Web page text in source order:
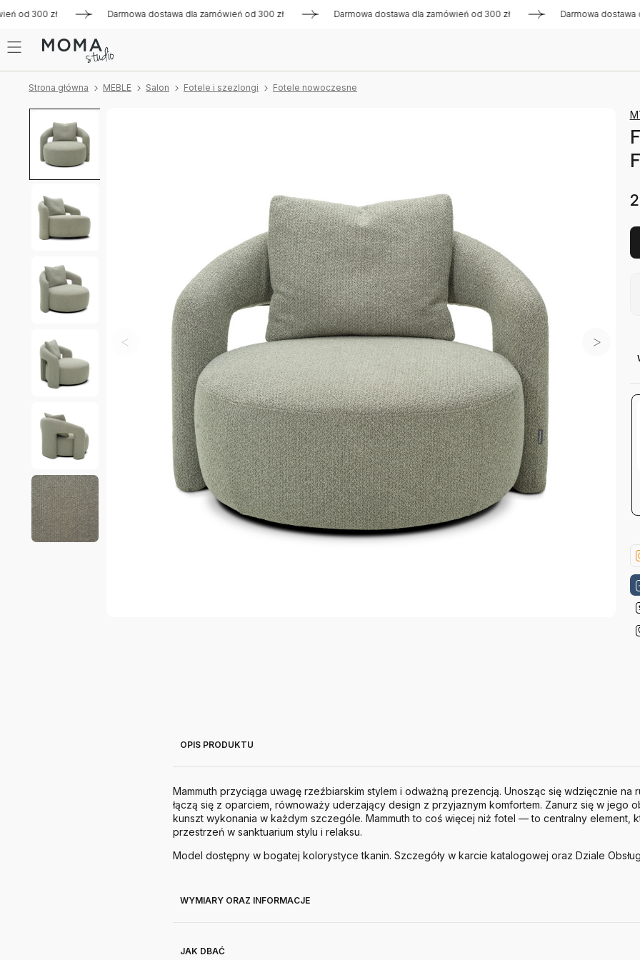
300 zł Darmowa dostawa dla zamówień od 300 zł Darmowa dostawa dla zamówień od 300 zł Darmowa dostawa dla
Strona główna MEBLE Salon Fotele i szezlongi Fotele nowoczesne
OPIS PRODUKTU
Mammuth przyciąga uwagę rzeźbiarskim stylem i odważną prezencją. Unosząc się wdzięcznie
łączą się z oparciem, równoważy uderzający design z przyjaznym komfortem. Zanurz się w jego
kunszt wykonania w każdym szczególe. Mammuth to coś więcej niż fotel — to centralny element,
przestrzeń w sanktuarium stylu i relaksu.
Model dostępny w bogatej kolorystyce tkanin. Szczegóły w karcie katalogowej oraz Dziale
WYMIARY ORAZ INFORMACJE
JAK DBAĆ